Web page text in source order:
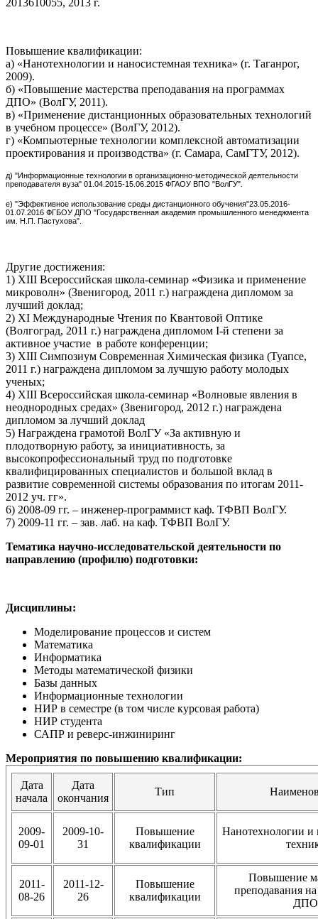
Повышение квалификации:
а) «Нанотехнологии и наносистемная техника» (г. Таганрог,
2009).
б) «Повышение мастерства преподавания на программах
ДПО» (ВолГУ, 2011).
в) «Применение дистанционных образовательных технологий
в учебном процессе» (ВолГУ, 2012).
г) «Компьютерные технологии комплексной автоматизации
проектирования и производства» (г. Самара, СамГТУ, 2012).
д) "Информационные технологии в организационно-методической деятельности
преподавателя вуза" 01.04.2015-15.06.2015 ФГАОУ ВПО "ВолГУ".
е) "Эффективное использование среды дистанционного обучения"23.05.2016-
01.07.2016 ФГБОУ ДПО "Государственная академия промышленного менеджмента
им. Н.П. Пастухова".
Другие достижения:
1) XIII Всероссийская школа-семинар «Физика и применение
микроволн» (Звенигород, 2011 г.) награждена дипломом за
лучший доклад;
2) XI Международные Чтения по Квантовой Оптике
(Волгоград, 2011 г.) награждена дипломом I-й степени за
активное участие в работе конференции;
3) XIII Симпозиум Современная Химическая физика (Туапсе,
2011 г.) награждена дипломом за лучшую работу молодых
ученых;
4) XIII Всероссийская школа-семинар «Волновые явления в
неоднородных средах» (Звенигород, 2012 г.) награждена
дипломом за лучший доклад
5) Награждена грамотой ВолГУ «За активную и
плодотворную работу, за инициативность, за
высокопрофессиональный труд по подготовке
квалифицированных специалистов и большой вклад в
развитие современной системы образования по итогам 2011-
2012 уч. гг».
6) 2008-09 гг. – инженер-программист каф. ТФВП ВолГУ.
7) 2009-11 гг. – зав. лаб. на каф. ТФВП ВолГУ.
Тематика научно-исследовательской деятельности по
направлению (профилю) подготовки:
Дисциплины:
Моделирование процессов и систем
Математика
Информатика
Методы математической физики
Базы данных
Информационные технологии
НИР в семестре (в том числе курсовая работа)
НИР студента
САПР и реверс-инжиниринг
Мероприятия по повышению квалификации:
Дата
начала
Дата
окончания
Тип
2009-
09-01
2009-10-
31
Повышение
квалификации
Нанотехнологии и
2011-
08-26
2011-12-
26
Повышение
квалификации
Повышение
преподавания
ДПО